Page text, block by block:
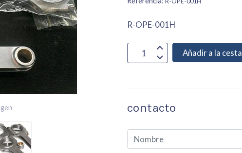
R-OPE-001H
Añadir a la cesta
contacto